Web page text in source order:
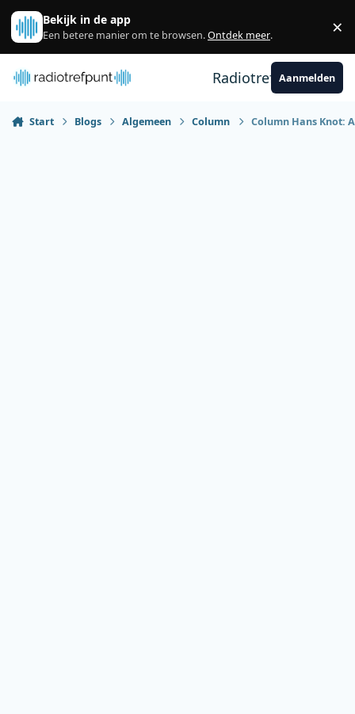
Spring naar bijdragen
Bekijk in de app
Een betere manier om te browsen.Ontdek meer. ×
RadiotrefpuntAanmelden
Start Blogs Algemeen Column Column Hans Knot: